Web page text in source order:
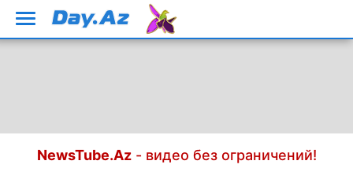
NewsTube.Az- видео без ограничений!